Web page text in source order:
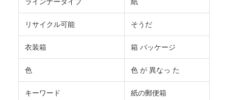
リサイクル可能 そうだ
衣装箱 箱 パッケージ
色 色 が 異なっ た
キーワード 紙の郵便箱